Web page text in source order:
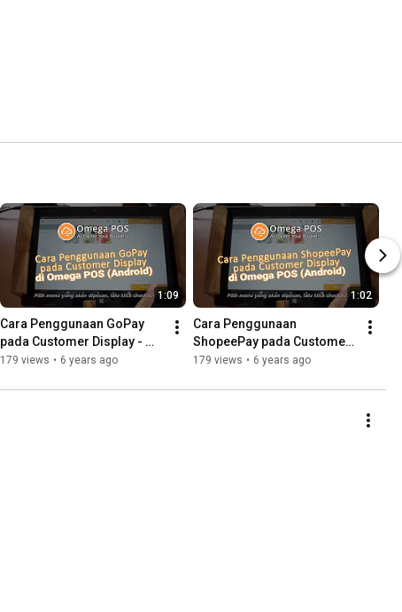
1:09
Cara Penggunaan GoPay
pada Customer Display -
Omega POS (Android)
179 views • 6 years ago
1:02
Cara Penggunaan
ShopeePay pada Customer
Display - Omega POS
179 views • 6 years ago